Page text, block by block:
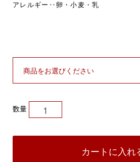
アレルギー‥卵・小麦・乳
数量
カートに入れ